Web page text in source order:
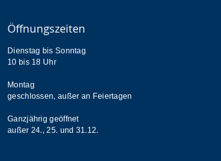
Öffnungszeiten
Dienstag bis Sonntag
10 bis 18 Uhr
Montag
geschlossen, außer an Feiertagen
Ganzjährig geöffnet
außer 24., 25. und 31.12.